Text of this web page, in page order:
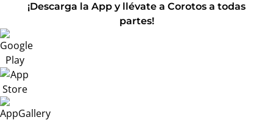
¡Descarga la App y llévate a Corotos a todas
partes!